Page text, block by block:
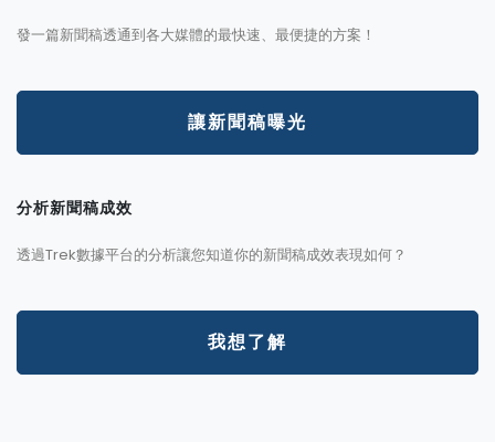
發一篇新聞稿透通到各大媒體的最快速、最便捷的方案！
讓新聞稿曝光
分析新聞稿成效
透過Trek數據平台的分析讓您知道你的新聞稿成效表現如何？
我想了解